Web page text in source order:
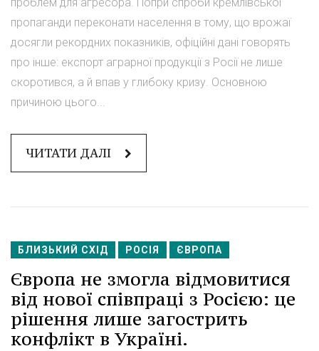
пропаганди переконати населення в тому, що врожаї
досягли рекордних показників, офіційні дані говорять
про інше: експорт аграрної продукції з Росії не лише
скоротився, а й впав у глибоку кризу. Основною
причиною цього...
ЧИТАТИ ДАЛІ
БЛИЗЬКИЙ СХІД РОСІЯ ЄВРОПА
Європа не змогла відмовитися
від нової співпраці з Росією: це
рішення лише загострить
конфлікт в Україні.